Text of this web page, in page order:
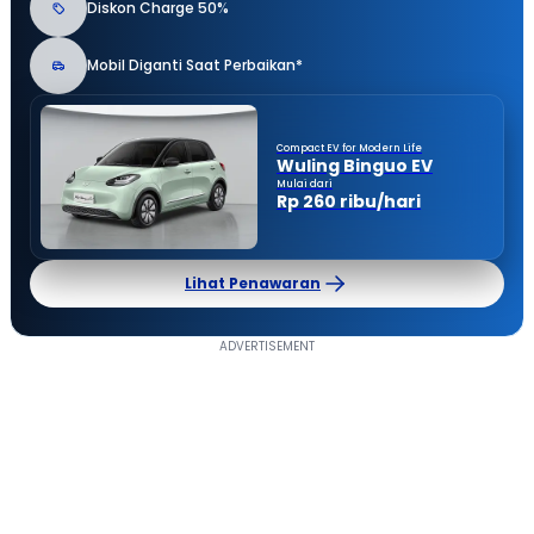
Diskon Charge 50%
Mobil Diganti Saat Perbaikan*
Compact EV for Modern Life
Wuling Binguo EV
Mulai dari
Rp 260 ribu/hari
Lihat Penawaran